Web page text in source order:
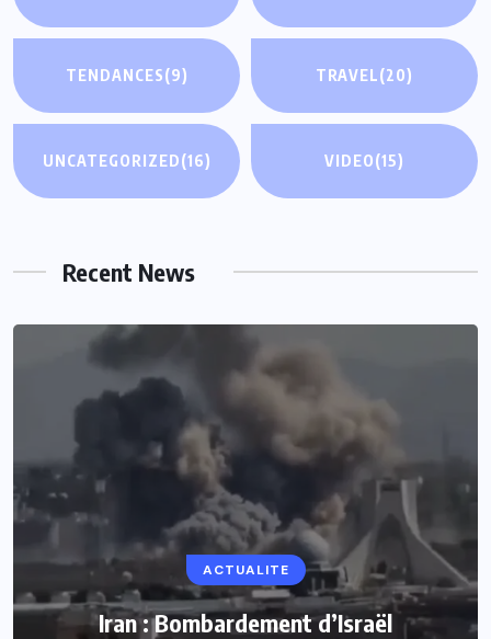
TENDANCES(9) TRAVEL(20)
UNCATEGORIZED(16) VIDEO(15)
Recent News
ACTUALITE
Iran : Bombardement d’Israël